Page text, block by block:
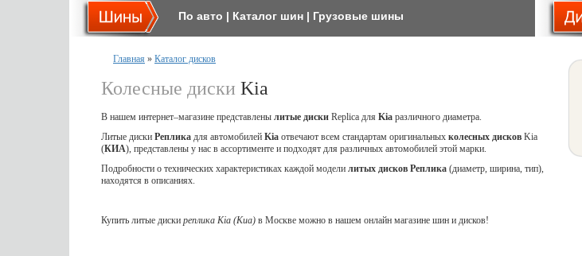
По авто | Каталог шин | Грузовые шины
Главная » Каталог дисков
Колесные диски Kia
В нашем интернет–магазине представлены литые диски Replica для Kia различного диаметра.
Литые диски Реплика для автомобилей Kia отвечают всем стандартам оригинальных колесных дисков Kia
(КИА), представлены у нас в ассортименте и подходят для различных автомобилей этой марки.
Подробности о технических характеристиках каждой модели литых дисков Реплика (диаметр, ширина, тип),
находятся в описаниях.
Купить литые диски реплика Kia (Киа) в Москве можно в нашем онлайн магазине шин и дисков!